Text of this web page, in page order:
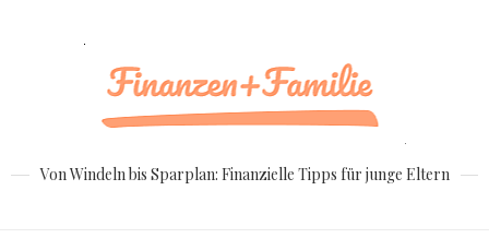
Von Windeln bis Sparplan: Finanzielle Tipps für junge Eltern